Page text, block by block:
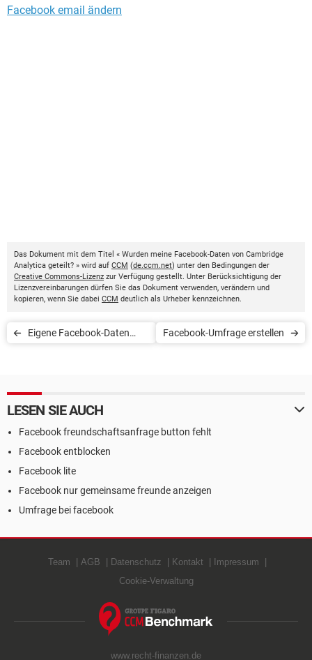
Facebook email ändern
Das Dokument mit dem Titel « Wurden meine Facebook-Daten von Cambridge
Analytica geteilt? » wird auf CCM (de.ccm.net) unter den Bedingungen der
Creative Commons-Lizenz zur Verfügung gestellt. Unter Berücksichtigung der
Lizenzvereinbarungen dürfen Sie das Dokument verwenden, verändern und
kopieren, wenn Sie dabei CCM deutlich als Urheber kennzeichnen.
Eigene Facebook-Daten
Facebook-Umfrage erstellen
LESEN SIE AUCH
Facebook freundschaftsanfrage button fehlt
Facebook entblocken
Facebook lite
Facebook nur gemeinsame freunde anzeigen
Umfrage bei facebook
Team AGB Datenschutz Kontakt
Impressum
Cookie-Verwaltung
www.recht-finanzen.de